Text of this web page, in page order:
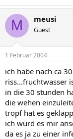
M meusi
Guest
1 Februar 2004
ich habe nach ca
riss...fruchtwasser
in die 30 stunden
die wehen
tropf hat es
ich würd es mir
da es ja zu einer